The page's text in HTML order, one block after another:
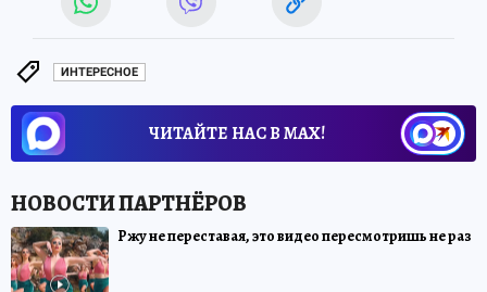
ИНТЕРЕСНОЕ
ЧИТАЙТЕ НАС В МАХ!
Ржу не переставая, это видео пересмотришь не раз